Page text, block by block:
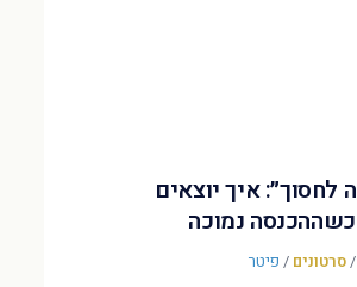
לחסוך״: איך יוצאים
נמוכה
/סרטונים / פיטר